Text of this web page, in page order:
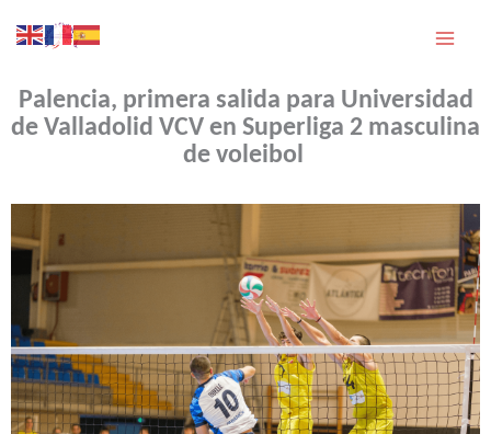
Palencia, primera salida para Universidad
de Valladolid VCV en Superliga 2 masculina
de voleibol